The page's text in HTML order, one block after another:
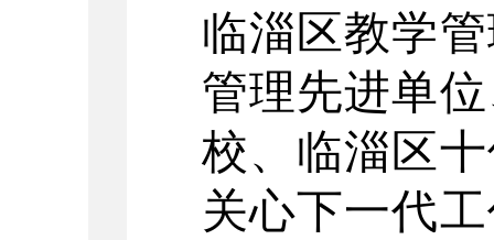
临淄区教学
管理先进单
校、临淄区
关心下一代